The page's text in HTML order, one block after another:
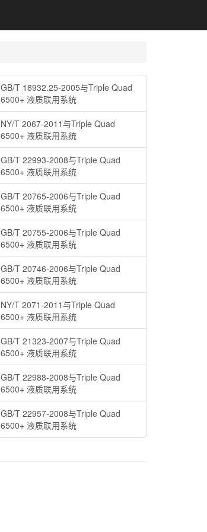
GB/T 18932.25-2005与Triple Quad
6500+ 液质联用系统
NY/T 2067-2011与Triple Quad
6500+ 液质联用系统
GB/T 22993-2008与Triple Quad
6500+ 液质联用系统
GB/T 20765-2006与Triple Quad
6500+ 液质联用系统
GB/T 20755-2006与Triple Quad
6500+ 液质联用系统
GB/T 20746-2006与Triple Quad
6500+ 液质联用系统
NY/T 2071-2011与Triple Quad
6500+ 液质联用系统
GB/T 21323-2007与Triple Quad
6500+ 液质联用系统
GB/T 22988-2008与Triple Quad
6500+ 液质联用系统
GB/T 22957-2008与Triple Quad
6500+ 液质联用系统